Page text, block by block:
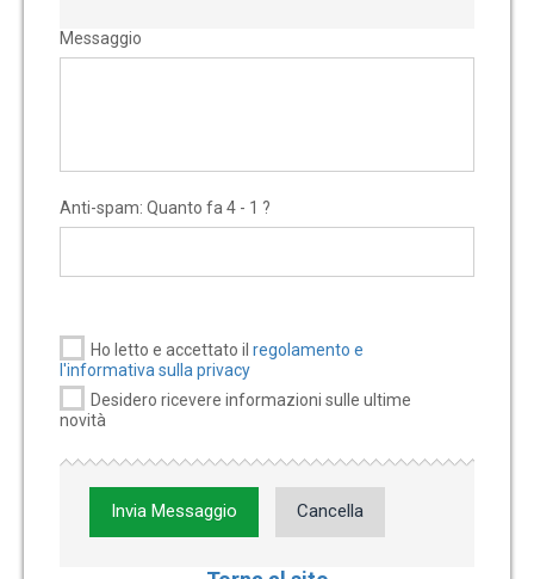
Messaggio
Anti-spam: Quanto fa 4 - 1 ?
Ho letto e accettato il regolamento e
l'informativa sulla privacy
Desidero ricevere informazioni sulle ultime
novità
Invia Messaggio Cancella